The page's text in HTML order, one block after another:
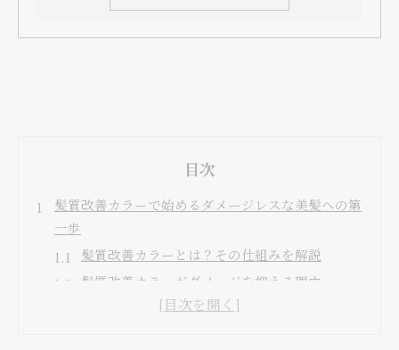
目次
髪質改善カラーで始めるダメージレスな美髪への第
一歩
髪質改善カラーとは？その仕組みを解説
髪質改善カラーがダメージを抑える理由
初めての髪質改善カラーに挑戦する方法